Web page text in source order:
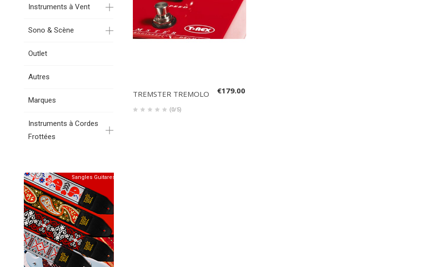
Instruments à Vent
Sono & Scène
Outlet
Autres
Marques
Instruments à Cordes
Frottées
Sangles Guitares
TREMSTER TREMOLO €179.00
(0/5)